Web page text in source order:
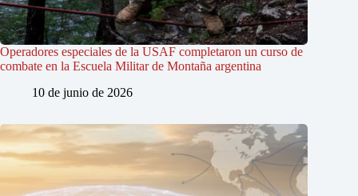
Operadores especiales de la USAF completaron un curso de
combate en la Escuela Militar de Montaña argentina
10 de junio de 2026